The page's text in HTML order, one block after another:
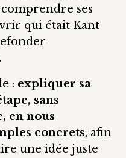
ses
qui était Kant
: expliquer sa
sans
en nous
concrets, afin
une idée juste